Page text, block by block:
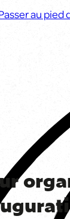
au pied